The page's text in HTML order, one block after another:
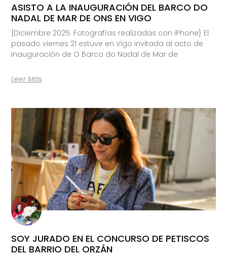
ASISTO A LA INAUGURACIÓN DEL BARCO DO
NADAL DE MAR DE ONS EN VIGO
{Diciembre 2025. Fotografías realizadas con iPhone} El
pasado viernes 21 estuve en Vigo invitada al acto de
inauguración de O Barco do Nadal de Mar de
Leer Más
SOY JURADO EN EL CONCURSO DE PETISCOS
DEL BARRIO DEL ORZÁN